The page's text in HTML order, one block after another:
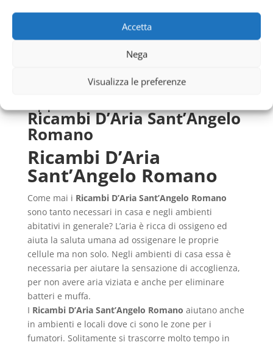
Accetta
Nega
Visualizza le preferenze
Impianti Elettrici Case Di Riposo Economici
Sant’Angelo Romano
Impianti Elettrici Abitazioni Economici
Ricambi D’Aria Sant’Angelo
Romano
Ricambi D’Aria
Sant’Angelo Romano
Come mai i Ricambi D’Aria Sant’Angelo Romano
sono tanto necessari in casa e negli ambienti
abitativi in generale? L’aria è ricca di ossigeno ed
aiuta la saluta umana ad ossigenare le proprie
cellule ma non solo. Negli ambienti di casa essa è
necessaria per aiutare la sensazione di accoglienza,
per non avere aria viziata e anche per eliminare
batteri e muffa.
I Ricambi D’Aria Sant’Angelo Romano aiutano anche
in ambienti e locali dove ci sono le zone per i
fumatori. Solitamente si trascorre molto tempo in